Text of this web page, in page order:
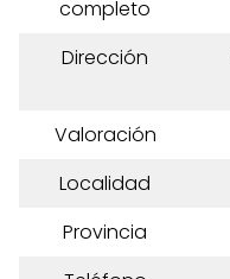
completo
Dirección
Valoración
Localidad
Provincia